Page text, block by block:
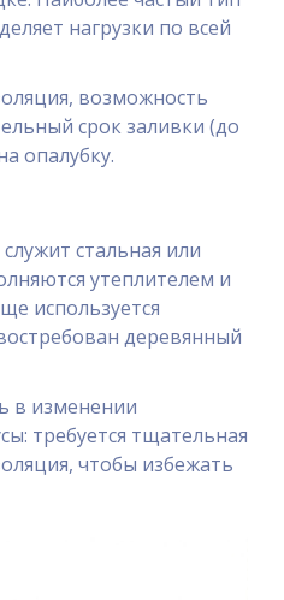
нагрузки по всей
возможность
срок заливки (до
опалубку.
стальная или
утеплителем и
используется
деревянный
в изменении
требуется тщательная
чтобы избежать